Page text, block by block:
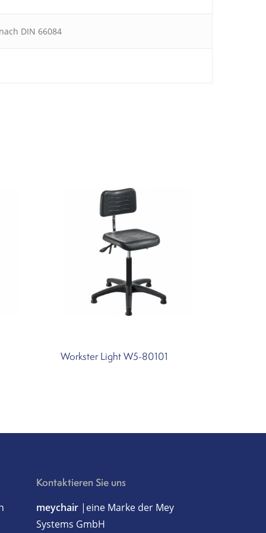
DIN 66084
Workster Light W5-80101
Kontaktieren Sie uns
meychair |eine Marke der Mey
Systems GmbH